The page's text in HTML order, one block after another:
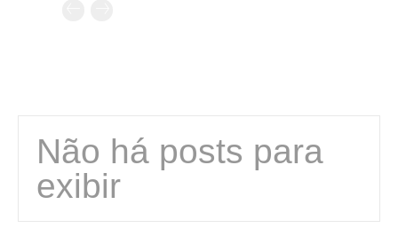
Não há posts para
exibir